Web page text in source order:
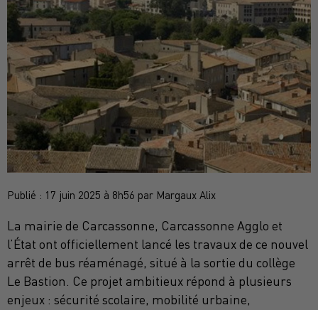
Publié : 17 juin 2025 à 8h56 par Margaux Alix
La mairie de Carcassonne, Carcassonne Agglo et
l’État ont officiellement lancé les travaux de ce nouvel
arrêt de bus réaménagé, situé à la sortie du collège
Le Bastion. Ce projet ambitieux répond à plusieurs
enjeux : sécurité scolaire, mobilité urbaine,